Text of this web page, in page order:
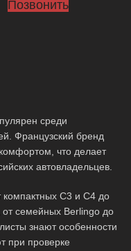
Позвонить
среди
Французский бренд
что делает
автовладельцев.
C3 и C4 до
от семейных Berlingo до
знают особенности
при проверке